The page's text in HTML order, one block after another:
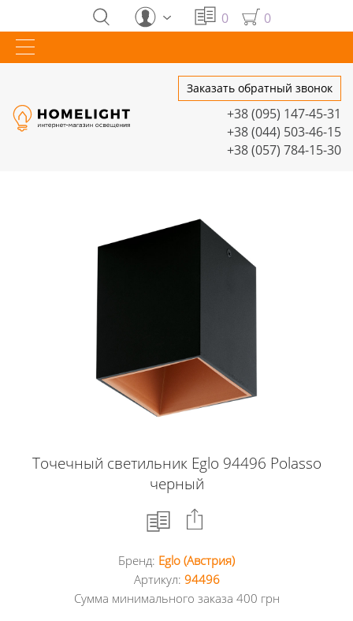
0 0
Заказать обратный звонок
+38 (095) 147-45-31
+38 (044) 503-46-15
+38 (057) 784-15-30
Точечный светильник Eglo 94496 Polasso
черный
Facebook
Бренд: Eglo (Австрия)
Артикул: 94496
Сумма минимального заказа 400 грн